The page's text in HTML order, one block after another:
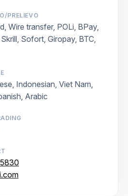
PRELIEVO
Wire transfer, POLi, BPay,
Sofort, Giropay, BTC,
Indonesian, Viet Nam,
Arabic